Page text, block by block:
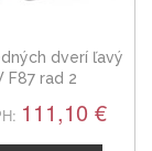
dverí ľavý
F87 rad 2
111,10 €